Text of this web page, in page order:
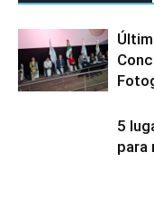
5
para